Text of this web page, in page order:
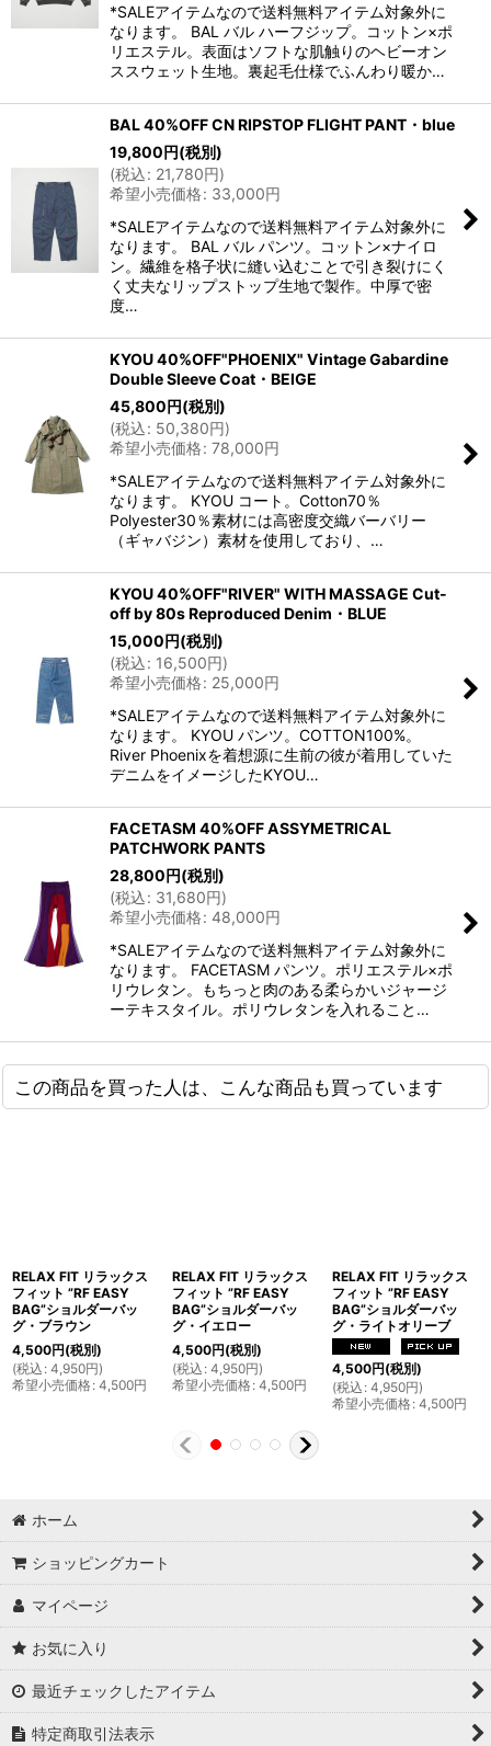
*SALEアイテムなので送料無料アイテム対象外に
なります。 BAL バル ハーフジップ。コットン×ポ
リエステル。表面はソフトな肌触りのヘビーオン
ススウェット生地。裏起毛仕様でふんわり暖か…
BAL 40%OFF CN RIPSTOP FLIGHT PANT・blue
19,800円(税別)
(税込: 21,780円)
希望小売価格: 33,000円
*SALEアイテムなので送料無料アイテム対象外に
なります。 BAL バル パンツ。コットン×ナイロ
ン。繊維を格子状に縫い込むことで引き裂けにく
く丈夫なリップストップ生地で製作。中厚で密
度…
KYOU 40%OFF"PHOENIX" Vintage Gabardine
Double Sleeve Coat・BEIGE
45,800円(税別)
(税込: 50,380円)
希望小売価格: 78,000円
*SALEアイテムなので送料無料アイテム対象外に
なります。 KYOU コート。Cotton70％
Polyester30％素材には高密度交織バーバリー
（ギャバジン）素材を使用しており、…
KYOU 40%OFF"RIVER" WITH MASSAGE Cut-
off by 80s Reproduced Denim・BLUE
15,000円(税別)
(税込: 16,500円)
希望小売価格: 25,000円
*SALEアイテムなので送料無料アイテム対象外に
なります。 KYOU パンツ。COTTON100%。
River Phoenixを着想源に生前の彼が着用していた
デニムをイメージしたKYOU…
FACETASM 40%OFF ASSYMETRICAL
PATCHWORK PANTS
28,800円(税別)
(税込: 31,680円)
希望小売価格: 48,000円
*SALEアイテムなので送料無料アイテム対象外に
なります。 FACETASM パンツ。ポリエステル×ポ
リウレタン。もちっと肉のある柔らかいジャージ
ーテキスタイル。ポリウレタンを入れること…
この商品を買った人は、こんな商品も買っています
RELAX FIT リラックス
フィット ”RF EASY
BAG”ショルダーバッ
グ・ブラウン
4,500円(税別)
(税込 : 4,950円)
希望小売価格: 4,500円
RELAX FIT リラックス
フィット ”RF EASY
BAG”ショルダーバッ
グ・イエロー
4,500円(税別)
(税込 : 4,950円)
希望小売価格: 4,500円
RELAX FIT リラックス
フィット ”RF EASY
BAG”ショルダーバッ
グ・ライトオリーブ
4,500円(税別)
(税込 : 4,950円)
希望小売価格: 4,500円
ホーム
ショッピングカート
マイページ
お気に入り
最近チェックしたアイテム
特定商取引法表示